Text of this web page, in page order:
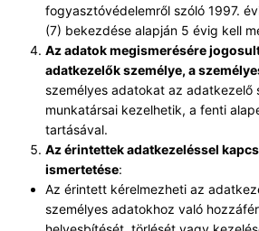
fogyasztóvédelemről szóló 1997.
(7) bekezdése alapján 5 évig kell
Az adatok megismerésére
adatkezelők személye, a
személyes adatokat az adatkezelő
munkatársai kezelhetik, a fenti
tartásával.
Az érintettek adatkezeléssel
ismertetése:
Az érintett kérelmezheti az
személyes adatokhoz való